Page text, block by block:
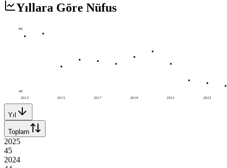
Yıllara Göre Nüfus
2013 2015 2017 2019 2021 2023
86
40
Yıl
Toplam
2025
45
2024